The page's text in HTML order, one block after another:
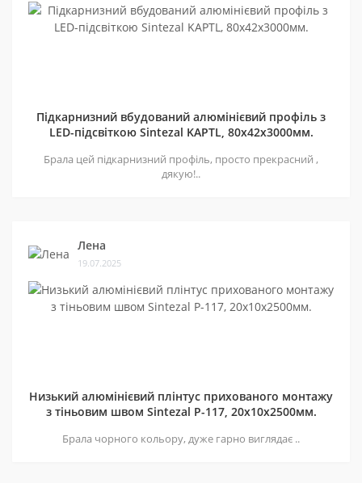
Підкарнизний вбудований алюмінієвий профіль з
LED-підсвіткою Sintezal KAPTL, 80х42x3000мм.
Брала цей підкарнизний профіль, просто прекрасний ,
дякую!..
Лена
19.07.2025
Низький алюмінієвий плінтус прихованого монтажу
з тіньовим швом Sintezal P-117, 20х10х2500мм.
Брала чорного кольору, дуже гарно виглядає ..